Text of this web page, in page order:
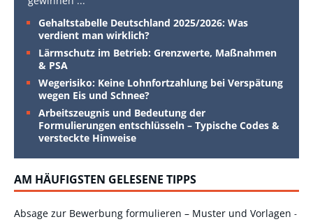
Gehaltstabelle Deutschland 2025/2026: Was
verdient man wirklich?
Lärmschutz im Betrieb: Grenzwerte, Maßnahmen
& PSA
Wegerisiko: Keine Lohnfortzahlung bei Verspätung
wegen Eis und Schnee?
Arbeitszeugnis und Bedeutung der
Formulierungen entschlüsseln – Typische Codes &
versteckte Hinweise
AM HÄUFIGSTEN GELESENE TIPPS
Absage zur Bewerbung formulieren – Muster und Vorlagen -